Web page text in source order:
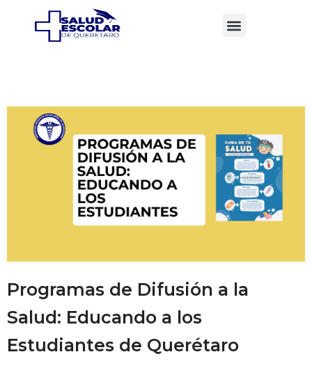
Programas de Difusión a la
Salud: Educando a los
Estudiantes de Querétaro